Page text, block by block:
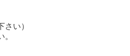
さい）
。